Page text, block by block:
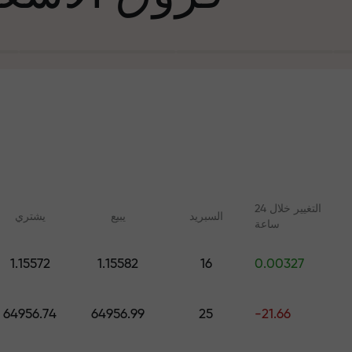
في التجارة
جائزة هديتك
يشتري يبيع السبرید
التغيير خلال 24
ساعة
1.15572 1.15582 16 0.00327
64956.74 64956.99 25 -21.66
وندوات عبر الإنترنت لجميع
الرقمية والعقود الآجلة